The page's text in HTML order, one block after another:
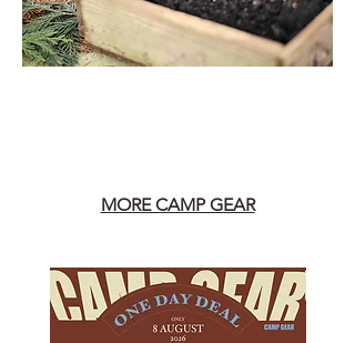
MORE CAMP GEAR